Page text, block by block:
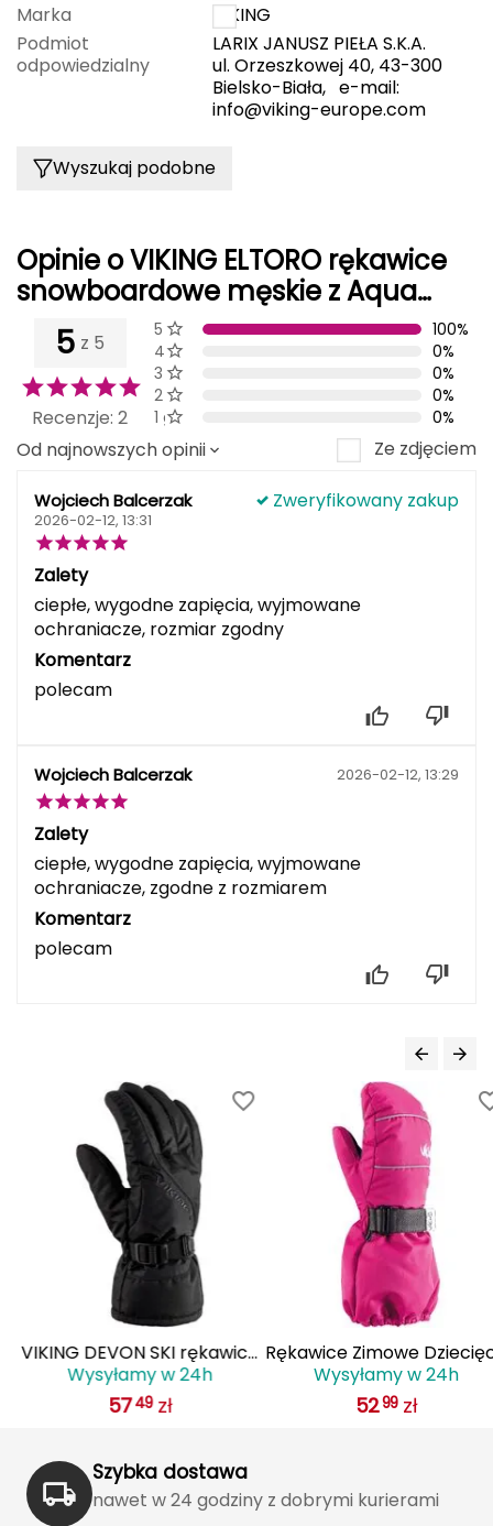
Giro
Grivel
Gumbies
HAGLÖFS
HMS PREMIUM
Haago
Hydrapak
IGLOO
INNY
Icebreaker
Karpos
Marka
VIKING
Podmiot
odpowiedzialny
LARIX JANUSZ PIEŁA S.K.A.
ul. Orzeszkowej 40, 43-300
Bielsko-Biała, e-mail:
info@viking-europe.com
Wyszukaj podobne
Opinie o VIKING ELTORO rękawice
snowboardowe męskie z Aqua
Thermo Tex czarne
5 z 5
Recenzje: 2
5 gwiazdki
100%
4 gwiazdek
0%
3 gwiazdek
0%
2 gwiazdek
0%
1 gwiazdki
0%
Od najnowszych opinii Ze zdjęciem
Wojciech Balcerzak Zweryfikowany zakup
2026-02-12, 13:31
Zalety
ciepłe, wygodne zapięcia, wyjmowane
ochraniacze, rozmiar zgodny
Komentarz
polecam
Wojciech Balcerzak 2026-02-12, 13:29
Zalety
ciepłe, wygodne zapięcia, wyjmowane
ochraniacze, zgodne z rozmiarem
Komentarz
polecam
VIKING DEVON SKI rękawice
zimowe męskie narciarskie
110/22/6014 czarne
Wysyłamy w 24h
5749 zł
Rękawice Zimowe
VIKING Olli Pro Kids
Wysyłamy w 24h
5299 zł
Szybka dostawa
nawet w 24 godziny z dobrymi kurierami